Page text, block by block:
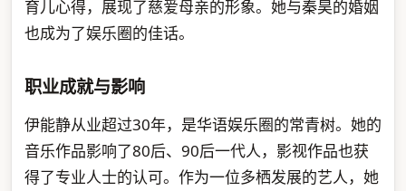
育儿心得，展现了慈爱母亲的形象。她与秦昊的婚姻
也成为了娱乐圈的佳话。
职业成就与影响
伊能静从业超过30年，是华语娱乐圈的常青树。她的
音乐作品影响了80后、90后一代人，影视作品也获
得了专业人士的认可。作为一位多栖发展的艺人，她